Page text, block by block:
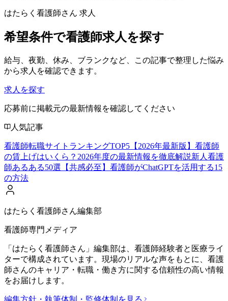
はたらく看護師さん 求人
希望条件で看護師求人を探す
給与、夜勤、休み、ブランクなど、この記事で整理した悩み
から求人を確認できます。
求人を探す
応募前に掲載元の最新情報を確認してください
人気記事
看護師転職サイトランキングTOP5【2026年最新版】 看護師
の賃上げはいくら？2026年度の最新情報を徹底解説新人看護
師あるある50選【共感必至】 看護師がChatGPTを活用する15
の方法
はたらく看護師さん編集部
看護師専門メディア
「はたらく看護師さん」編集部は、看護師経験者と医療ライ
ターで構成されています。現場のリアルな声をもとに、看護
師さんのキャリア・転職・働き方に関する信頼性の高い情報
をお届けします。
編集方針・執筆体制・監修体制を見る